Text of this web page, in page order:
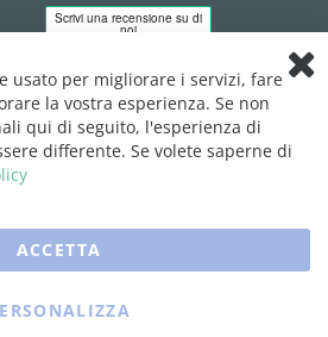
usato per migliorare i servizi, fare
la vostra esperienza. Se non
qui di seguito, l'esperienza di
differente. Se volete saperne di
ACCETTA